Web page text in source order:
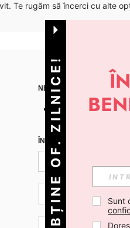
Te rugăm să încerci cu alte
NE GĂSEȘTI PE
ÎNREGISTREAZĂ-TE
RO + 40
OBȚINE OF. ZILNICE! Sunt